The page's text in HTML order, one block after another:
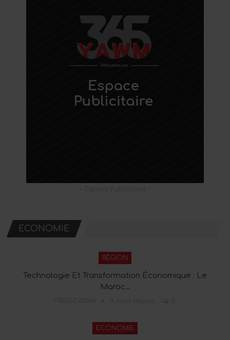
ECONOMIE
RÉGION
Technologie Et Transformation Économique : Le
Maroc…
ECONOMIE